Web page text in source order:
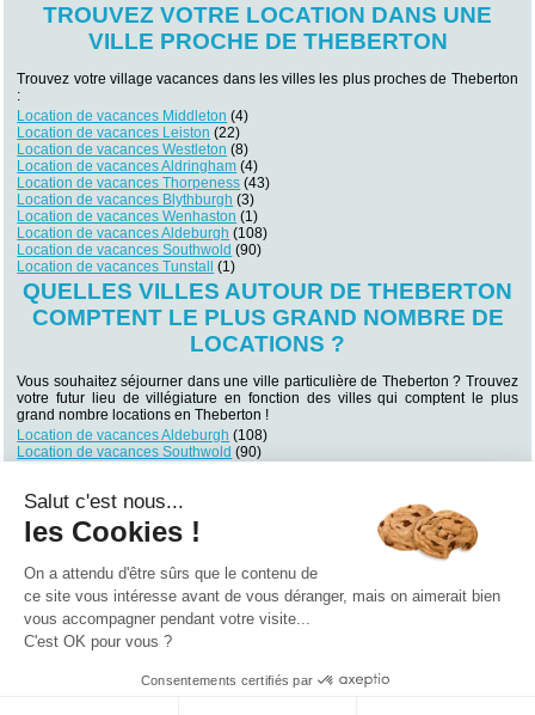
TROUVEZ VOTRE LOCATION DANS UNE
VILLE PROCHE DE THEBERTON
Trouvez votre village vacances dans les villes les plus proches de Theberton
:
Location de vacances Middleton (4)
Location de vacances Leiston (22)
Location de vacances Westleton (8)
Location de vacances Aldringham (4)
Location de vacances Thorpeness (43)
Location de vacances Blythburgh (3)
Location de vacances Wenhaston (1)
Location de vacances Aldeburgh (108)
Location de vacances Southwold (90)
Location de vacances Tunstall
(1)
QUELLES VILLES AUTOUR DE THEBERTON
COMPTENT LE PLUS GRAND NOMBRE DE
LOCATIONS ?
Vous souhaitez séjourner dans une ville particulière de Theberton ? Trouvez
votre futur lieu de villégiature en fonction des villes qui comptent le plus
grand nombre locations en Theberton !
Location de vacances Aldeburgh (108)
Location de vacances Southwold (90)
Location de vacances Burnham Market
Location de vacances Thorpeness
Location de vacances Lowestoft
Location de vacances Cambridge(31)
Location de vacances Cromer
(30)
Qui sommes nous ? |Contactez-nous
Salut c'est nous...
les Cookies !
On a attendu d'être sûrs que le contenu de
ce site vous intéresse avant de vous déranger, mais on aimerait bien
vous accompagner pendant votre visite...
C'est OK pour vous ?
Consentements certifiés par